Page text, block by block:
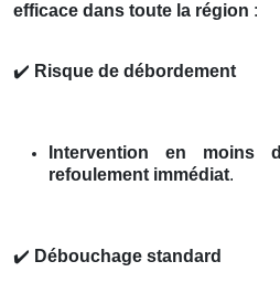
efficace dans toute la région :
✔️ Risque de débordement
Intervention en moins
refoulement immédiat.
✔️ Débouchage standard